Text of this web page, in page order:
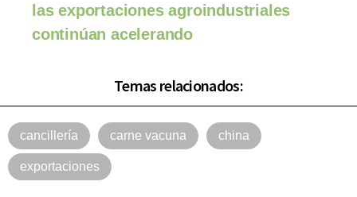
las exportaciones agroindustriales
continúan acelerando
Temas relacionados:
cancillería carne vacuna china
exportaciones